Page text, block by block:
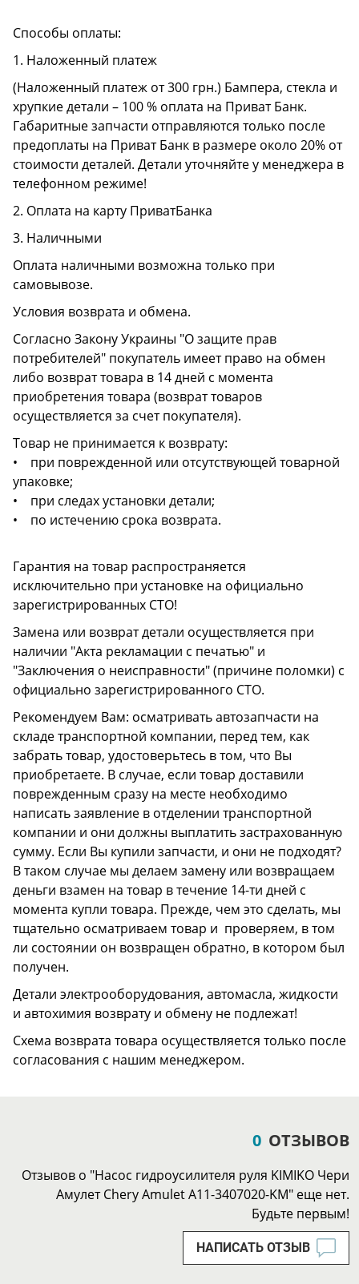
Способы оплаты:
1. Наложенный платеж
(Наложенный платеж от 300 грн.) Бампера, стекла и
хрупкие детали – 100 % оплата на Приват Банк.
Габаритные запчасти отправляются только после
предоплаты на Приват Банк в размере около 20% от
стоимости деталей. Детали уточняйте у менеджера в
телефонном режиме!
2. Оплата на карту ПриватБанка
3. Наличными
Оплата наличными возможна только при
самовывозе.
Условия возврата и обмена.
Согласно Закону Украины "О защите прав
потребителей" покупатель имеет право на обмен
либо возврат товара в 14 дней с момента
приобретения товара (возврат товаров
осуществляется за счет покупателя).
Товар не принимается к возврату:
• при поврежденной или отсутствующей товарной
упаковке;
• при следах установки детали;
• по истечению срока возврата.
Гарантия на товар распространяется
исключительно при установке на официально
зарегистрированных СТО!
Замена или возврат детали осуществляется при
наличии "Акта рекламации с печатью" и
"Заключения о неисправности" (причине поломки) с
официально зарегистрированного СТО.
Рекомендуем Вам: осматривать автозапчасти на
складе транспортной компании, перед тем, как
забрать товар, удостоверьтесь в том, что Вы
приобретаете. В случае, если товар доставили
поврежденным сразу на месте необходимо
написать заявление в отделении транспортной
компании и они должны выплатить застрахованную
сумму. Если Вы купили запчасти, и они не подходят?
В таком случае мы делаем замену или возвращаем
деньги взамен на товар в течение 14-ти дней с
момента купли товара. Прежде, чем это сделать, мы
тщательно осматриваем товар и проверяем, в том
ли состоянии он возвращен обратно, в котором был
получен.
Детали электрооборудования, автомасла, жидкости
и автохимия возврату и обмену не подлежат!
Схема возврата товара осуществляется только после
согласования с нашим менеджером.
0 ОТЗЫВОВ
Отзывов о "Насос гидроусилителя руля KIMIKO Чери
Амулет Chery Amulet A11-3407020-KM" еще нет.
Будьте первым!
НАПИСАТЬ ОТЗЫВ